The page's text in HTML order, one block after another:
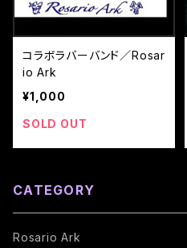
コラボラバーバンド／Rosar
io Ark
¥1,000
SOLD OUT
CATEGORY
Rosario Ark